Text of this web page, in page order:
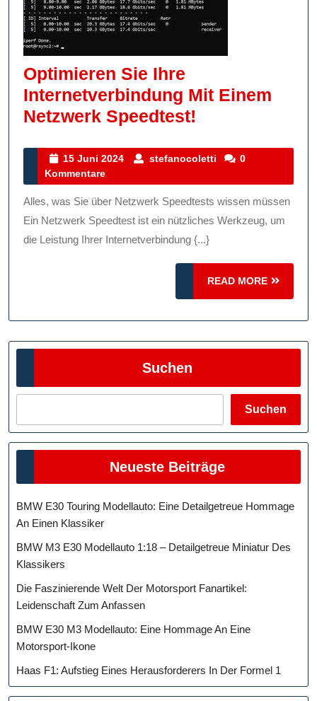
Optimieren Sie Ihre
Internetverbindung Mit Einem
Netzwerk Speedtest!
Ihre
Mit
Einem
Netzwerk
Speedtest!
15 Juni 2024
15
2024
stefanocoletti stefanocoletti
0
Kommentare
Alles, was Sie über Netzwerk Speedtests wissen müssen
Ein Netzwerk Speedtest ist ein nützliches Werkzeug, um
die Leistung Ihrer Internetverbindung {...}
READ MORE
READ
MORE
Suchen
Suchen
Neueste Beiträge
BMW E30 Touring Modellauto: Eine Detailgetreue Hommage
An Einen Klassiker
BMW M3 E30 Modellauto 1:18 – Detailgetreue Miniatur Des
Klassikers
Die Faszinierende Welt Der Motorsport Fanartikel:
Leidenschaft Zum Anfassen
BMW E30 M3 Modellauto: Eine Hommage An Eine
Motorsport-Ikone
Haas F1: Aufstieg Eines Herausforderers In Der Formel 1